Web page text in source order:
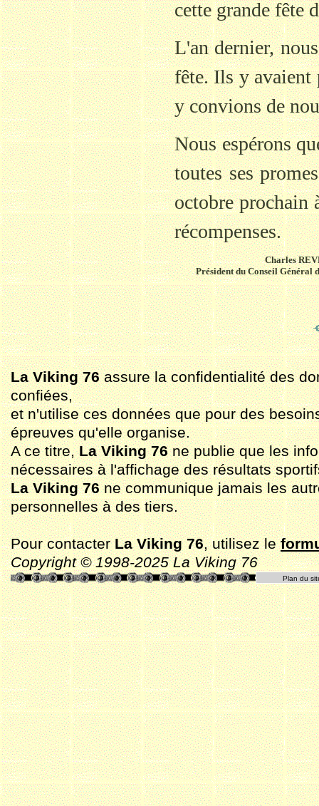
cette grande fête
L'an dernier,
fête. Ils y avaient
y convions de
Nous espérons
toutes ses
octobre prochain
récompenses.
Charles
Président du Conseil Général
La Viking 76assure la confidentialité des
confiées,
et n'utilise ces données que pour des
épreuves qu'elle organise.
A ce titre,La Viking 76ne publie que les
nécessaires à l'affichage des résultats
La Viking 76ne communique jamais les
personnelles à des tiers.
Pour contacterLa Viking 76, utilisez le
Copyright © 1998-2025 La Viking 76
Plan du